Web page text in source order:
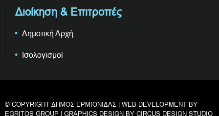
Διοίκηση & Επιτροπές
Δημοτική Αρχή
Ισολογισμοί
© COPYRIGHT ΔΗΜΟΣ ΕΡΜΙΟΝΙΔΑΣ | WEB DEVELOPMENT BY
EGRITOS GROUP | GRAPHICS DESIGN BY CIRCUS DESIGN STUDIO